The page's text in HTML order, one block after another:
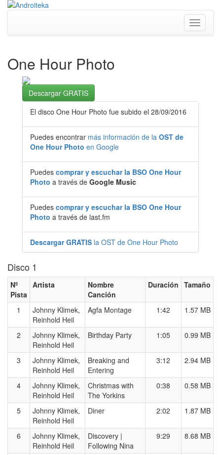
Toggle
One Hour Photo
Descargar GRATIS
El disco One Hour Photo fue subido el 28/09/2016
Puedes encontrar más información de la OST de
One Hour Photo en Google
Puedes comprar y escuchar la BSO One Hour
Photo a través de Google Music
Puedes comprar y escuchar la BSO One Hour
Photo a través de last.fm
Descargar GRATIS la OST de One Hour Photo
Disco 1
Nº
Pista
Artista
Nombre
Canción
Duración Tamaño
1
Johnny Klimek,
Reinhold Heil
Agfa Montage 1:42 1.57 MB
2
Johnny Klimek,
Reinhold Heil
Birthday Party 1:05 0.99 MB
3
Johnny Klimek,
Reinhold Heil
Breaking and
Entering
3:12 2.94 MB
4
Johnny Klimek,
Reinhold Heil
Christmas with
The Yorkins
0:38 0.58 MB
5
Johnny Klimek,
Reinhold Heil
Diner 2:02 1.87 MB
6
Johnny Klimek,
Reinhold Heil
Discovery |
Following Nina
9:29 8.68 MB